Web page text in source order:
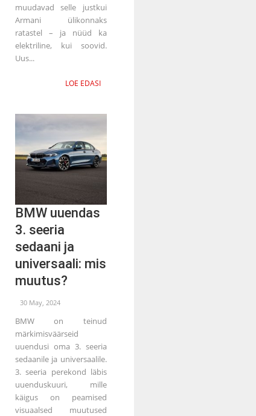
muudavad selle justkui
Armani ülikonnaks
ratastel – ja nüüd ka
elektriline, kui soovid.
Uus...
LOE EDASI
BMW uuendas
3. seeria
sedaani ja
universaali: mis
muutus?
30 May, 2024
BMW on teinud
märkimisväärseid
uuendusi oma 3. seeria
sedaanile ja universaalile.
3. seeria perekond läbis
uuenduskuuri, mille
käigus on peamised
visuaalsed muutused